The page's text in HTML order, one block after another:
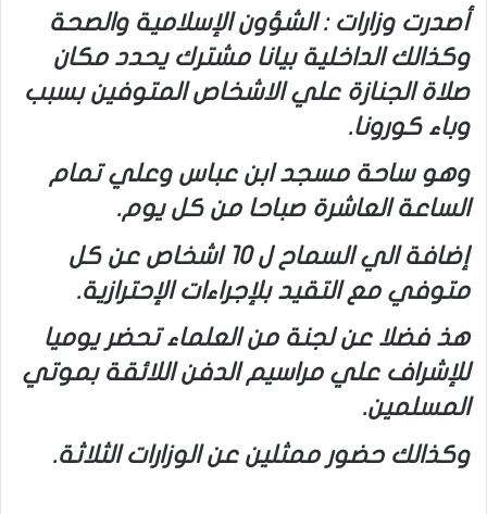
أصدرت وزارات : الشؤون الإسلامية والصحة
وكذالك الداخلية بيانا مشترك يحدد مكان
صلاة الجنازة علي الاشخاص المتوفين بسبب
وباء كورونا.
وهو ساحة مسجد ابن عباس وعلي تمام
الساعة العاشرة صباحا من كل يوم.
إضافة الي السماح ل 10 اشخاص عن كل
متوفي مع التقيد بلإجراءات الإحترازية.
هذ فضلا عن لجنة من العلماء تحضر يوميا
للإشراف علي مراسيم الدفن اللائقة بموتي
المسلمين.
وكذالك حضور ممثلين عن الوزارات الثلاثة.